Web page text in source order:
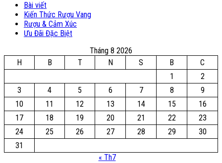
Bài viết
Kiến Thức Rượu Vang
Rượu & Cảm Xúc
Ưu Đãi Đặc Biệt
Tháng 8 2026
H
B T N S B
C
1
2
3
4 5 6 7 8
9
10
11 12 13 14 15
16
17
18 19 20 21 22
23
24
25 26 27 28 29
30
31
« Th7